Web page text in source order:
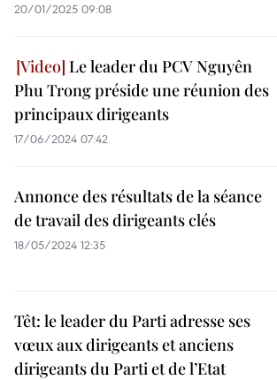
20/01/2025 09:08
Le leader du PCV Nguyên
Phu Trong préside une réunion des
principaux dirigeants
17/06/2024 07:42
Annonce des résultats de la séance
de travail des dirigeants clés
18/05/2024 12:35
Têt: le leader du Parti adresse ses
vœux aux dirigeants et anciens
dirigeants du Parti et de l’Etat